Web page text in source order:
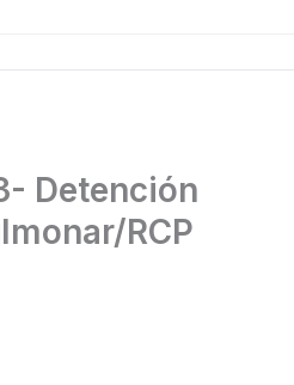
Detención
RCP